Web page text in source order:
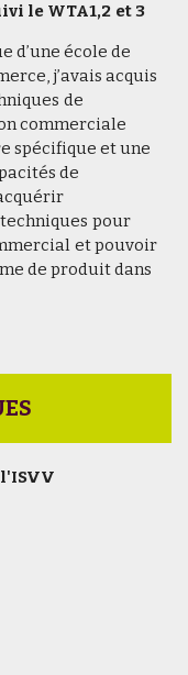
le WTA1,2 et 3
d’une école de
j’avais acquis
de
commerciale
spécifique et une
de
pour
et pouvoir
de produit dans